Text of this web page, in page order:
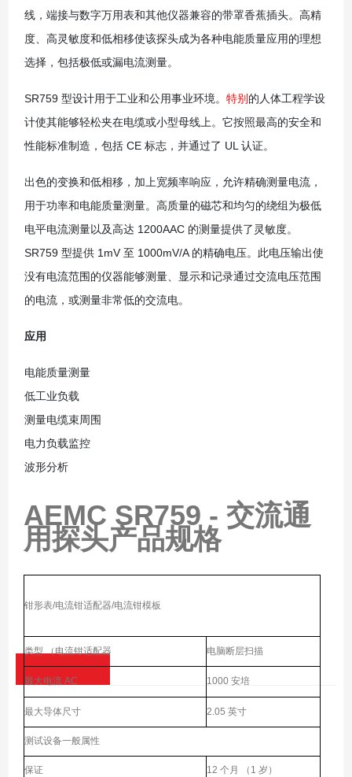
线，端接与数字万用表和其他仪器兼容的带罩香蕉插头。高精
度、高灵敏度和低相移使该探头成为各种电能质量应用的理想
选择，包括极低或漏电流测量。
SR759 型设计用于工业和公用事业环境。 特别 的人体工程学设
计使其能够轻松夹在电缆或小型母线上。它按照最高的安全和
性能标准制造，包括 CE 标志，并通过了 UL 认证。
出色的变换和低相移，加上宽频率响应，允许精确测量电流，
用于功率和电能质量测量。高质量的磁芯和均匀的绕组为极低
电平电流测量以及高达 1200AAC 的测量提供了灵敏度。
SR759 型提供 1mV 至 1000mV/A 的精确电压。此电压输出使
没有电流范围的仪器能够测量、显示和记录通过交流电压范围
的电流，或测量非常低的交流电。
应用
电能质量测量
低工业负载
测量电缆束周围
电力负载监控
波形分析
AEMC SR759 - 交流通
用探头产品规格
钳形表/电流钳适配器/电流钳模板
类型 （电流钳适配器 电脑断层扫描
最大电流 AC 1000 安培
最大导体尺寸 2.05 英寸
测试设备一般属性
保证 12 个月 （1 岁）